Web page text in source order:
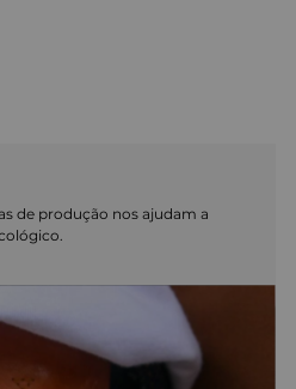
de produção nos ajudam a